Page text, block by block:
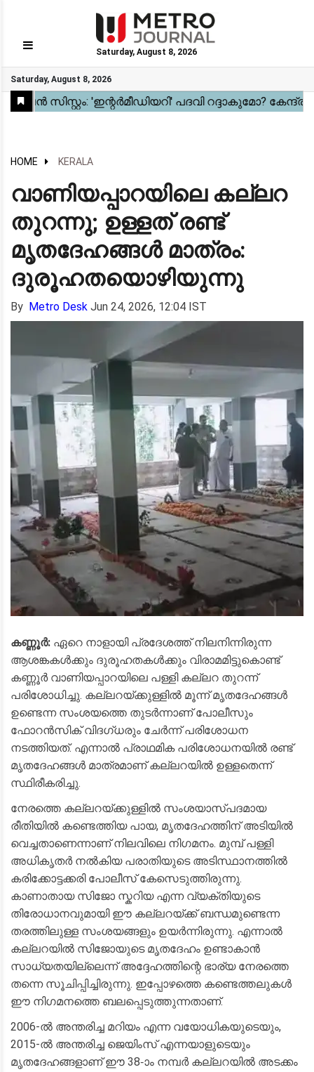
Saturday, August 8, 2026
Saturday, August 8, 2026
GO
Home
Kerala
National
Gulf
World
Sports
Movies
Health
Automobile
Travel
Education
Novel
Business
Technology
Webstory
HOME KERALA
വാണിയപ്പാറയിലെ കല്ലറ
തുറന്നു; ഉള്ളത് രണ്ട്
മൃതദേഹങ്ങൾ മാത്രം:
ദുരൂഹതയൊഴിയുന്നു
By Metro Desk Jun 24, 2026, 12:04 IST
കണ്ണൂർ: ഏറെ നാളായി പ്രദേശത്ത് നിലനിന്നിരുന്ന
ആശങ്കകൾക്കും ദുരൂഹതകൾക്കും വിരാമമിട്ടുകൊണ്ട്
കണ്ണൂർ വാണിയപ്പാറയിലെ പള്ളി കല്ലറ തുറന്ന്
പരിശോധിച്ചു. കല്ലറയ്ക്കുള്ളിൽ മൂന്ന് മൃതദേഹങ്ങൾ
ഉണ്ടെന്ന സംശയത്തെ തുടർന്നാണ് പോലീസും
ഫോറൻസിക് വിദഗ്ധരും ചേർന്ന് പരിശോധന
നടത്തിയത്. എന്നാൽ പ്രാഥമിക പരിശോധനയിൽ രണ്ട്
മൃതദേഹങ്ങൾ മാത്രമാണ് കല്ലറയിൽ ഉള്ളതെന്ന്
സ്ഥിരീകരിച്ചു.
​നേരത്തെ കല്ലറയ്ക്കുള്ളിൽ സംശയാസ്പദമായ
രീതിയിൽ കണ്ടെത്തിയ പായ, മൃതദേഹത്തിന് അടിയിൽ
വെച്ചതാണെന്നാണ് നിലവിലെ നിഗമനം. മുമ്പ് പള്ളി
അധികൃതർ നൽകിയ പരാതിയുടെ അടിസ്ഥാനത്തിൽ
കരിക്കോട്ടക്കരി പോലീസ് കേസെടുത്തിരുന്നു.
കാണാതായ സിജോ സ്കറിയ എന്ന വ്യക്തിയുടെ
തിരോധാനവുമായി ഈ കല്ലറയ്ക്ക് ബന്ധമുണ്ടെന്ന
തരത്തിലുള്ള സംശയങ്ങളും ഉയർന്നിരുന്നു. എന്നാൽ
കല്ലറയിൽ സിജോയുടെ മൃതദേഹം ഉണ്ടാകാൻ
സാധ്യതയില്ലെന്ന് അദ്ദേഹത്തിന്റെ ഭാര്യ നേരത്തെ
തന്നെ സൂചിപ്പിച്ചിരുന്നു. ഇപ്പോഴത്തെ കണ്ടെത്തലുകൾ
ഈ നിഗമനത്തെ ബലപ്പെടുത്തുന്നതാണ്.
​2006-ൽ അന്തരിച്ച മറിയം എന്ന വയോധികയുടെയും,
2015-ൽ അന്തരിച്ച ജെയിംസ് എന്നയാളുടെയും
മൃതദേഹങ്ങളാണ് ഈ 38-ാം നമ്പർ കല്ലറയിൽ അടക്കം